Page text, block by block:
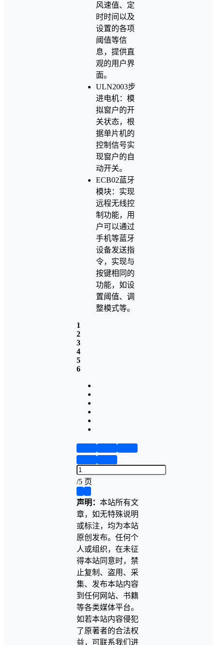
风速值、定
时时间以及
设置的各项
阈值等信
息，提供直
观的用户界
面。
ULN2003步
进电机：模
拟窗户的开
关状态，根
据单片机的
控制信号实
现窗户的自
动开关。
ECB02蓝牙
模块：实现
远程无线控
制功能，用
户可以通过
手机等蓝牙
设备发送指
令，实现与
按键相同的
功能，如设
置阈值、调
整模式等。
1
2
3
4
5
6
/5 页
声明： 本站所有文
章，如无特殊说明
或标注，均为本站
原创发布。任何个
人或组织，在未征
得本站同意时，禁
止复制、盗用、采
集、发布本站内容
到任何网站、书籍
等各类媒体平台。
如若本站内容侵犯
了原著者的合法权
益，可联系我们进